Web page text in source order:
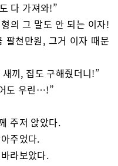
다 가져와!”
의 그 말도 안 되는 이자!
팔천만원, 그거 이자 때문
끼, 집도 구해줬더니!”
도 우린…!”
주저 앉았다.
주었다.
라보았다.